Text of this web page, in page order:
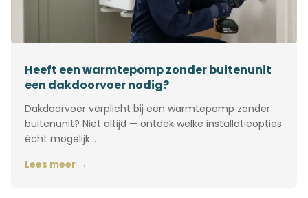
Heeft een warmtepomp zonder buitenunit
een dakdoorvoer nodig?
Dakdoorvoer verplicht bij een warmtepomp zonder
buitenunit? Niet altijd — ontdek welke installatieopties
écht mogelijk…
Lees meer →